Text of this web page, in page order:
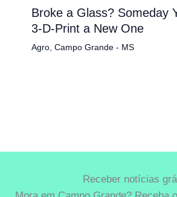
Broke a Glass? Someday
3-D-Print a New One
Agro, Campo Grande - MS
Receber notícias